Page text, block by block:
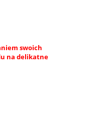
swoich
na delikatne